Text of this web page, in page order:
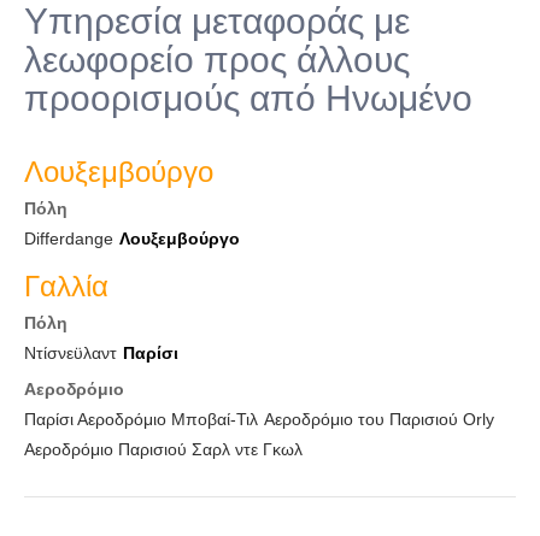
Υπηρεσία μεταφοράς με
λεωφορείο προς άλλους
προορισμούς από Ηνωμένο
Λουξεμβούργο
Πόλη
Differdange Λουξεμβούργο
Γαλλία
Πόλη
Ντίσνεϋλαντ Παρίσι
Αεροδρόμιο
Παρίσι Αεροδρόμιο Μποβαί-Τιλ Αεροδρόμιο του Παρισιού Orly
Αεροδρόμιο Παρισιού Σαρλ ντε Γκωλ